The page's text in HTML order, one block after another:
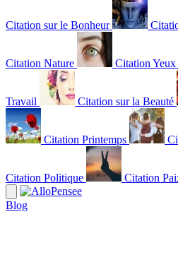
Citation sur le Bonheur
Citation Nature Citation Yeux
Travail Citation sur la Beauté
Citation Printemps
Citation Politique Citation
Blog